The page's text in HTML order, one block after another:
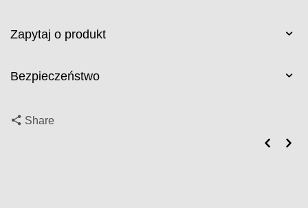
Zapytaj o produkt
Bezpieczeństwo
Share